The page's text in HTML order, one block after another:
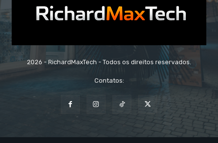
2026 - RichardMaxTech - Todos os direitos reservados.
Contatos: